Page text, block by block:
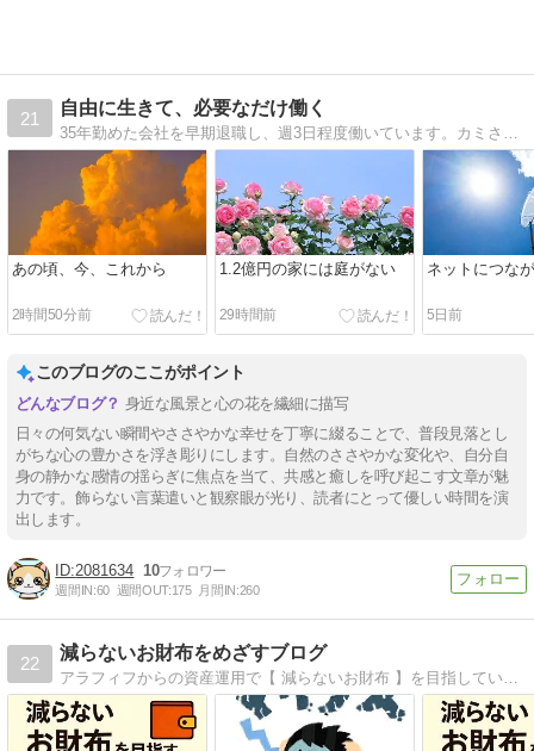
21
自由に生きて、必要なだけ働く
あの頃、今、これから
2時間50分前
1.2億円の家には庭がない
29時間前
ネットにつな
5日前
このブログのここがポイント
身近な風景と心の花を繊細に描写
日々の何気ない瞬間やささやかな幸せを丁寧に綴ることで、普段見落とし
がちな心の豊かさを浮き彫りにします。自然のささやかな変化や、自分自
身の静かな感情の揺らぎに焦点を当て、共感と癒しを呼び起こす文章が魅
力です。飾らない言葉遣いと観察眼が光り、読者にとって優しい時間を演
出します。
2081634 10
週間IN:60 週間OUT:175 月間IN:260
22
減らないお財布をめざすブログ
アラフィフからの資産運用で【 減らないお財布 】を目指しています！６０歳から不労所得５００万円になるようにアセット変更中です。週末の田舎暮らし（デュアラー生活）に魅力を感じています。https://kabutrip.com/